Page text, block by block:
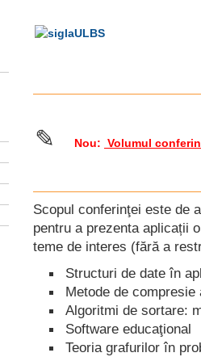
✎ Nou: Volumul
Scopul conferinţei este de
pentru a prezenta aplicații
teme de interes (fără a
Structuri de date în
Metode de compresie
Algoritmi de sortare:
Software educaţional
Teoria grafurilor în